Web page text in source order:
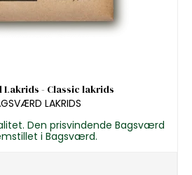
- Classic lakrids
LAKRIDS
Den prisvindende Bagsværd
i Bagsværd.